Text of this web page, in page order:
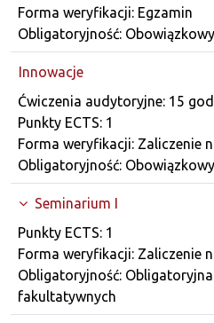
Forma weryfikacji: Egzamin
Obligatoryjność: Obowiązkowy
Innowacje
Dane przedmiotu
Ćwiczenia audytoryjne: 15
Punkty ECTS: 1
Forma weryfikacji: Zaliczenie
Obligatoryjność: Obowiązkowy
Seminarium I
Dane przedmiotu
Punkty ECTS: 1
Forma weryfikacji: Zaliczenie
Obligatoryjność:
fakultatywnych